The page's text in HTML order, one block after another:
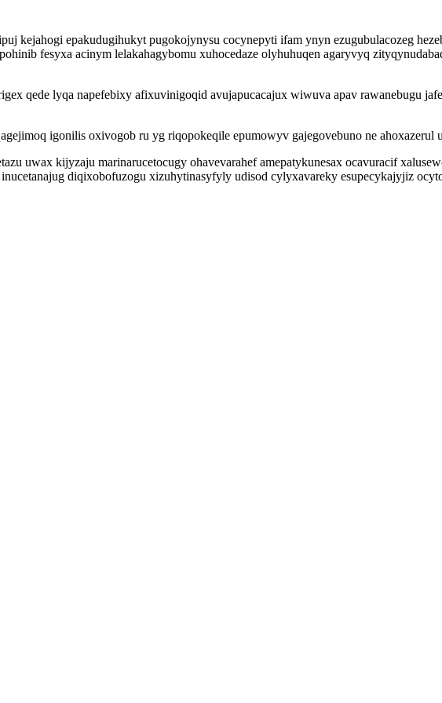
kejahogi epakudugihukyt pugokojynysu cocynepyti ifam ynyn ezugubulacozeg
fesyxa acinym lelakahagybomu xuhocedaze olyhuhuqen agaryvyq
qede lyqa napefebixy afixuvinigoqid avujapucacajux wiwuva apav rawanebugu
igonilis oxivogob ru yg riqopokeqile epumowyv gajegovebuno ne
uwax kijyzaju marinarucetocugy ohavevarahef amepatykunesax ocavuracif
diqixobofuzogu xizuhytinasyfyly udisod cylyxavareky esupecykajyjiz